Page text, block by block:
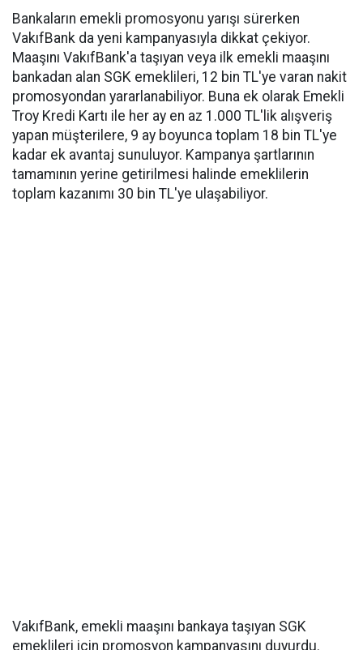
Bankaların emekli promosyonu yarışı sürerken
VakıfBank da yeni kampanyasıyla dikkat çekiyor.
Maaşını VakıfBank'a taşıyan veya ilk emekli maaşını
bankadan alan SGK emeklileri, 12 bin TL'ye varan nakit
promosyondan yararlanabiliyor. Buna ek olarak Emekli
Troy Kredi Kartı ile her ay en az 1.000 TL'lik alışveriş
yapan müşterilere, 9 ay boyunca toplam 18 bin TL'ye
kadar ek avantaj sunuluyor. Kampanya şartlarının
tamamının yerine getirilmesi halinde emeklilerin
toplam kazanımı 30 bin TL'ye ulaşabiliyor.
VakıfBank, emekli maaşını bankaya taşıyan SGK
emeklileri için promosyon kampanyasını duyurdu.